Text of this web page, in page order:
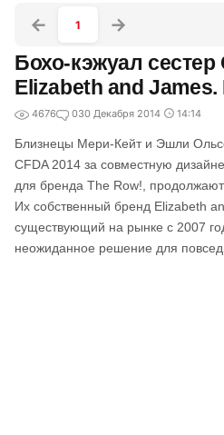
1
Бохо-кэжуал
Elizabeth and James.
4676 030 Декабря 2014 14:14
Близнецы Мери-Кейт и Эшли
CFDA 2014 за совместную
для бренда The Row!,
Их собственный бренд Elizabeth
существующий на рынке с 2007
неожиданное решение для